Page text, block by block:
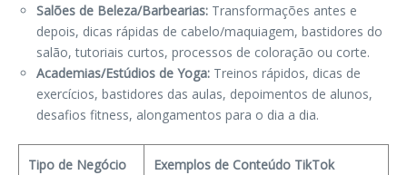
Salões de Beleza/Barbearias: Transformações antes e
depois, dicas rápidas de cabelo/maquiagem, bastidores do
salão, tutoriais curtos, processos de coloração ou corte.
Academias/Estúdios de Yoga: Treinos rápidos, dicas de
exercícios, bastidores das aulas, depoimentos de alunos,
desafios fitness, alongamentos para o dia a dia.
Tipo de Negócio Exemplos de Conteúdo TikTok